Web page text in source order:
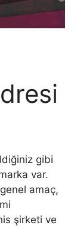
gibi
var.
amaç,
şirketi ve